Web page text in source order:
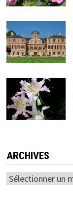
ARCHIVES
Archives